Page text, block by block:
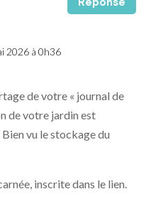
2026 à 0h36
de votre « journal de
de votre jardin est
vu le stockage du
inscrite dans le lien.